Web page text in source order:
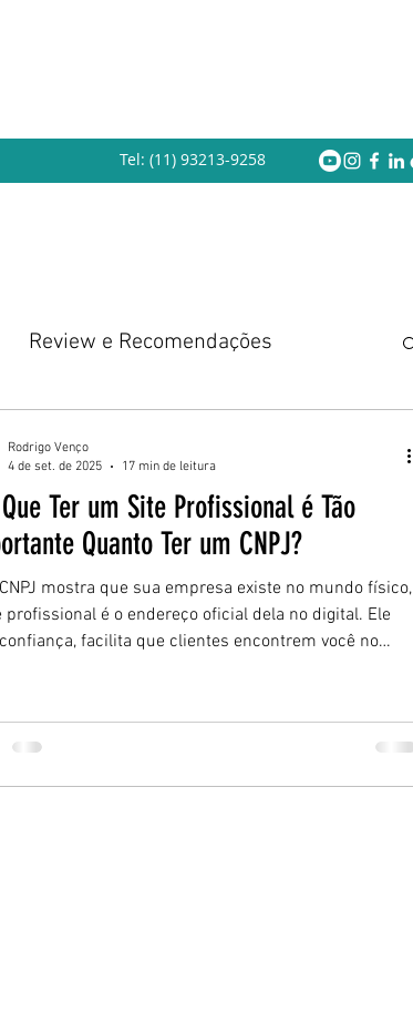
Tel: (11) 93213-9258
Review e Recomendações
Ter um Site Profissional é Tão
Quanto Ter um CNPJ?
mostra que sua empresa existe no mundo físico,
profissional é o endereço oficial dela no digital. Ele
facilita que clientes encontrem você no
ter um site bem feito é tão essencial quanto abrir
para crescer no mercado atual.
Rodrigo Venço
4 de set. de 2025
17 min de leitura